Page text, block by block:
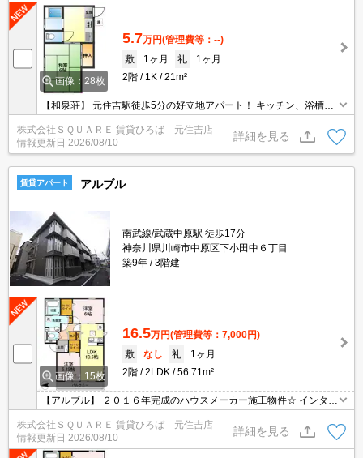
画像：28枚
5.7万円(管理費等：--)
敷
1ヶ月 礼
1ヶ月
2階
1K 21m²
【和泉荘】 元住吉駅徒歩5分の好立地アパート！ キッチン、浴槽、
エアコン、トイレ新規交換♪
株式会社ＳＱＵＡＲＥ 賃貸ひろば 元住吉店
情報更新日 2026/08/10
詳細を見る
賃貸アパート アルブル
南武線/武蔵中原駅 徒歩17分
神奈川県川崎市中原区下小田中６丁目
築9年
3階建
画像：15枚
16.5万円(管理費等：7,000円)
敷
なし 礼
1ヶ月
2階
2LDK 56.71m²
【アルブル】 ２０１６年完成のハウスメーカー施工物件☆ インター
ネット無料♪ＡＬＳＯＫホームセキュリティ完備♪
株式会社ＳＱＵＡＲＥ 賃貸ひろば 元住吉店
情報更新日 2026/08/10
詳細を見る